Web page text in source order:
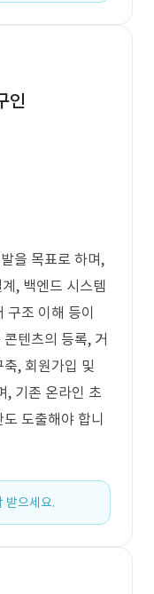
인
을 목표로 하며,
, 백엔드 시스템
조 이해 등이
텐츠의 등록, 거
, 회원가입 및
, 기존 온라인 초
도출해야 합니
받으세요.